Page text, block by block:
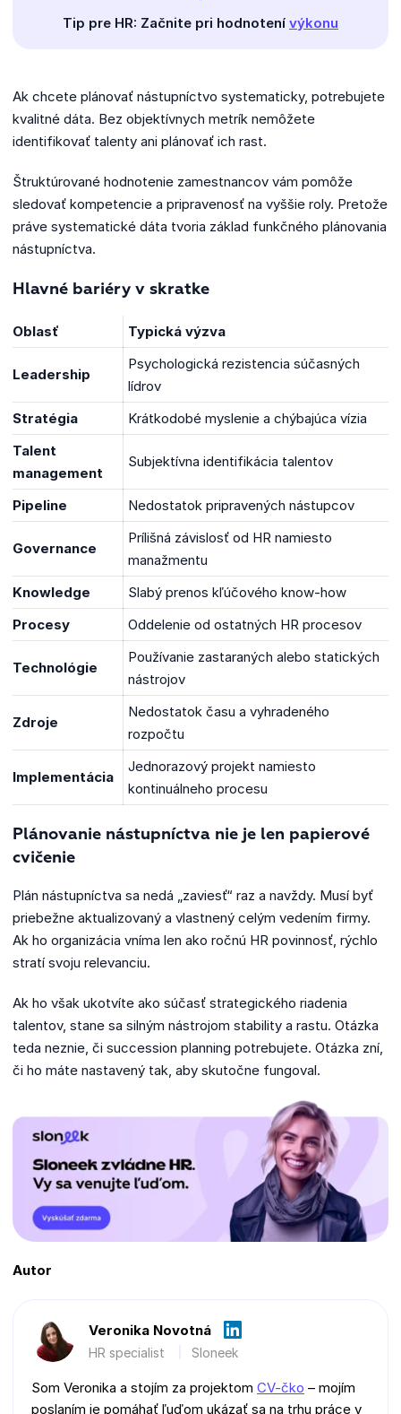
Tip pre HR: Začnite pri hodnotení výkonu
Ak chcete plánovať nástupníctvo systematicky, potrebujete
kvalitné dáta. Bez objektívnych metrík nemôžete
identifikovať talenty ani plánovať ich rast.
Štruktúrované hodnotenie zamestnancov vám pomôže
sledovať kompetencie a pripravenosť na vyššie roly. Pretože
práve systematické dáta tvoria základ funkčného plánovania
nástupníctva.
Hlavné bariéry v skratke
Oblasť Typická výzva
Leadership
Psychologická rezistencia súčasných
lídrov
Stratégia
Krátkodobé myslenie a chýbajúca vízia
Talent
management
Subjektívna identifikácia talentov
Pipeline Nedostatok pripravených nástupcov
Governance
Prílišná závislosť od HR namiesto
manažmentu
Knowledge
Slabý prenos kľúčového know-how
Procesy
Oddelenie od ostatných HR procesov
Technológie
Používanie zastaraných alebo statických
nástrojov
Zdroje
Nedostatok času a vyhradeného
rozpočtu
Implementácia
Jednorazový projekt namiesto
kontinuálneho procesu
Plánovanie nástupníctva nie je len papierové
cvičenie
Plán nástupníctva sa nedá „zaviesť“ raz a navždy. Musí byť
priebežne aktualizovaný a vlastnený celým vedením firmy.
Ak ho organizácia vníma len ako ročnú HR povinnosť, rýchlo
stratí svoju relevanciu.
Ak ho však ukotvíte ako súčasť strategického riadenia
talentov, stane sa silným nástrojom stability a rastu. Otázka
teda neznie, či succession planning potrebujete. Otázka zní,
či ho máte nastavený tak, aby skutočne fungoval.
Autor
Veronika Novotná
HR specialist Sloneek
Som Veronika a stojím za projektom CV-čko – mojím
poslaním je pomáhať ľuďom ukázať sa na trhu práce v